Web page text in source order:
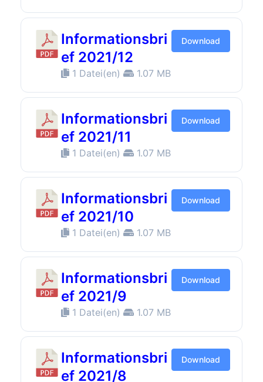
Informationsbri
ef 2021/12
1 Datei(en) 1.07 MB
Download
Informationsbri
ef 2021/11
1 Datei(en) 1.07 MB
Download
Informationsbri
ef 2021/10
1 Datei(en) 1.07 MB
Download
Informationsbri
ef 2021/9
1 Datei(en) 1.07 MB
Download
Informationsbri
ef 2021/8
Download